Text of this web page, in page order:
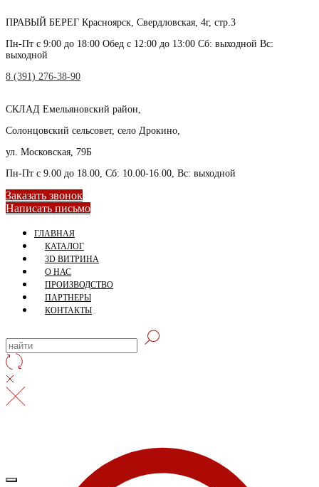
ПРАВЫЙ БЕРЕГ Красноярск, Свердловская, 4г, стр.3
Пн-Пт с 9:00 до 18:00 Обед с 12:00 до 13:00 Сб: выходной Вс:
выходной
8 (391) 276-38-90
СКЛАД Емельяновский район,
Солонцовский сельсовет, село Дрокино,
ул. Московская, 79Б
Пн-Пт с 9.00 до 18.00, Сб: 10.00-16.00, Вс: выходной
Заказать звонок
Написать письмо
ГЛАВНАЯ
КАТАЛОГ
3D ВИТРИНА
О НАС
ПРОИЗВОДСТВО
ПАРТНЕРЫ
КОНТАКТЫ